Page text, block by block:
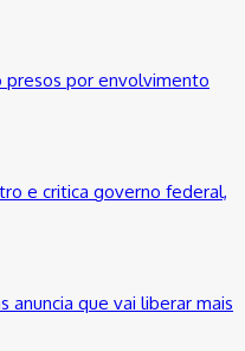
presos por envolvimento
e critica governo federal,
anuncia que vai liberar mais